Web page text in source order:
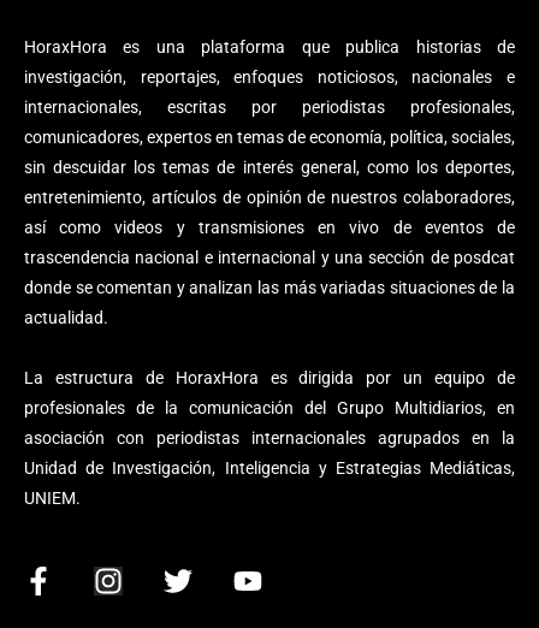
HoraxHora es una plataforma que publica historias de
investigación, reportajes, enfoques noticiosos, nacionales e
internacionales, escritas por periodistas profesionales,
comunicadores, expertos en temas de economía, política, sociales,
sin descuidar los temas de interés general, como los deportes,
entretenimiento, artículos de opinión de nuestros colaboradores,
así como videos y transmisiones en vivo de eventos de
trascendencia nacional e internacional y una sección de posdcat
donde se comentan y analizan las más variadas situaciones de la
actualidad.
La estructura de HoraxHora es dirigida por un equipo de
profesionales de la comunicación del Grupo Multidiarios, en
asociación con periodistas internacionales agrupados en la
Unidad de Investigación, Inteligencia y Estrategias Mediáticas,
UNIEM.
F
I
T
Y